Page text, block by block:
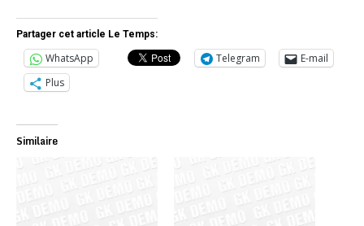
Partager cet article Le Temps:
WhatsApp Telegram
E-mail
Plus
Similaire